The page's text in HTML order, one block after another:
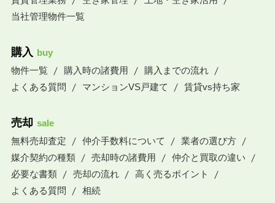
当社管理物件一覧
購入 buy
物件一覧
購入時の諸費用
購入までの流れ
よくある質問
マンションVS戸建て 賃貸vs持ち家
売却 sale
無料売却査定
仲介手数料について
業者の選び方
媒介契約の種類
売却時の諸費用
仲介と買取の違い
必要な書類
売却の流れ
高く売るポイント
よくある質問
相続